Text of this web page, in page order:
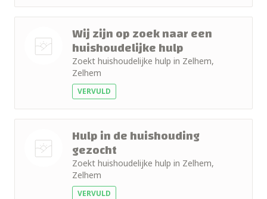
Wij zijn op zoek naar een
huishoudelijke hulp
Zoekt huishoudelijke hulp in Zelhem,
Zelhem
VERVULD
Hulp in de huishouding
gezocht
Zoekt huishoudelijke hulp in Zelhem,
Zelhem
VERVULD